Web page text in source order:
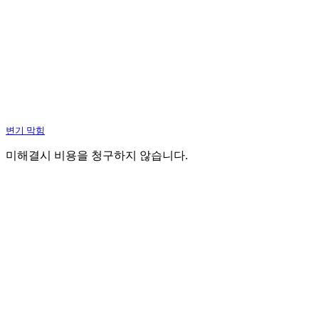
변기 막힘
미해결시 비용을 청구하지 않습니다.